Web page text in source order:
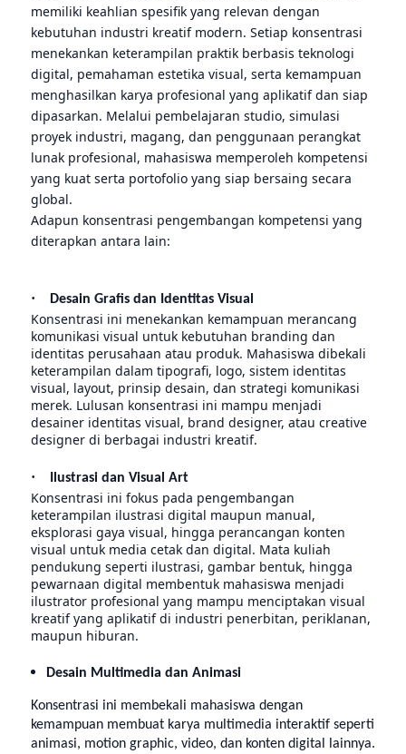
memiliki keahlian spesifik yang relevan dengan
kebutuhan industri kreatif modern. Setiap konsentrasi
menekankan keterampilan praktik berbasis teknologi
digital, pemahaman estetika visual, serta kemampuan
menghasilkan karya profesional yang aplikatif dan siap
dipasarkan. Melalui pembelajaran studio, simulasi
proyek industri, magang, dan penggunaan perangkat
lunak profesional, mahasiswa memperoleh kompetensi
yang kuat serta portofolio yang siap bersaing secara
global.
Adapun konsentrasi pengembangan kompetensi yang
diterapkan antara lain:
· Desain Grafis dan Identitas Visual
Konsentrasi ini menekankan kemampuan merancang
komunikasi visual untuk kebutuhan branding dan
identitas perusahaan atau produk. Mahasiswa dibekali
keterampilan dalam tipografi, logo, sistem identitas
visual, layout, prinsip desain, dan strategi komunikasi
merek. Lulusan konsentrasi ini mampu menjadi
desainer identitas visual, brand designer, atau creative
designer di berbagai industri kreatif.
· Ilustrasi dan Visual Art
Konsentrasi ini fokus pada pengembangan
keterampilan ilustrasi digital maupun manual,
eksplorasi gaya visual, hingga perancangan konten
visual untuk media cetak dan digital. Mata kuliah
pendukung seperti ilustrasi, gambar bentuk, hingga
pewarnaan digital membentuk mahasiswa menjadi
ilustrator profesional yang mampu menciptakan visual
kreatif yang aplikatif di industri penerbitan, periklanan,
maupun hiburan.
Desain Multimedia dan Animasi
Konsentrasi ini membekali mahasiswa dengan
kemampuan membuat karya multimedia interaktif seperti
animasi, motion graphic, video, dan konten digital lainnya.